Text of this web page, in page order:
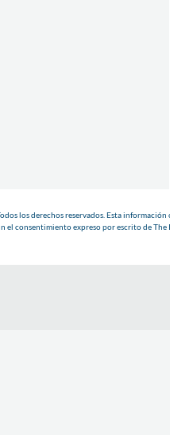
los derechos reservados. Esta
el consentimiento expreso por escrito de